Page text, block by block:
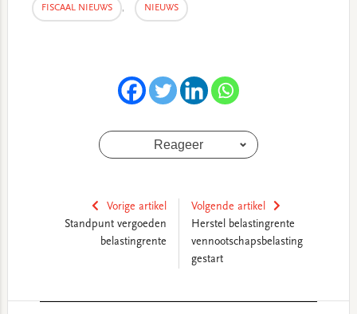
FISCAAL NIEUWS , NIEUWS
Reageer
Vorige artikel
Standpunt vergoeden
belastingrente
Volgende artikel
Herstel belastingrente
vennootschapsbelasting
gestart